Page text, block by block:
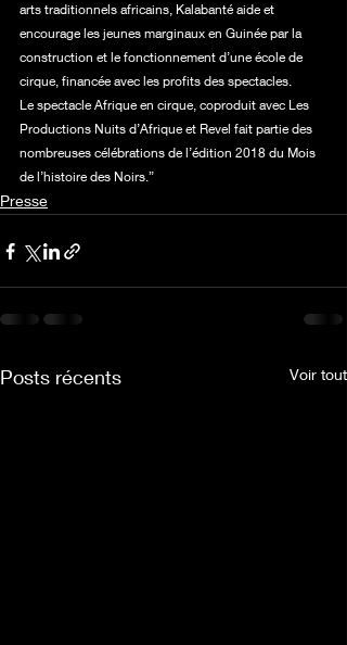
arts traditionnels africains, Kalabanté aide et
encourage les jeunes marginaux en Guinée par la
construction et le fonctionnement d’une école de
cirque, financée avec les profits des spectacles.
Le spectacle Afrique en cirque, coproduit avec Les
Productions Nuits d’Afrique et Revel fait partie des
nombreuses célébrations de l’édition 2018 du Mois
de l’histoire des Noirs.”
Presse
Posts récents Voir tout